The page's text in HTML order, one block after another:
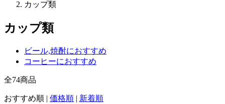
カップ類
カップ類
ビール,焼酎におすすめ
コーヒーにおすすめ
全74商品
おすすめ順 | 価格順 | 新着順